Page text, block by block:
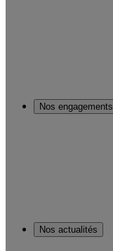
Nos engagements
Nos actualités